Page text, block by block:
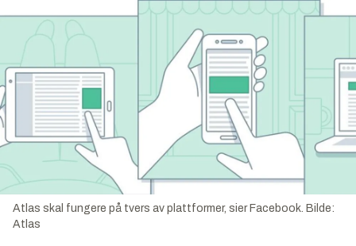
Atlas skal fungere på tvers av plattformer, sier Facebook. Bilde:
Atlas